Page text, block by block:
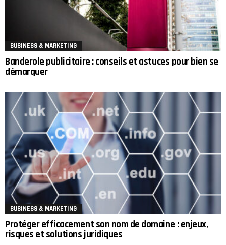
BUSINESS & MARKETING
Banderole publicitaire : conseils et astuces pour bien se
démarquer
BUSINESS & MARKETING
Protéger efficacement son nom de domaine : enjeux,
risques et solutions juridiques